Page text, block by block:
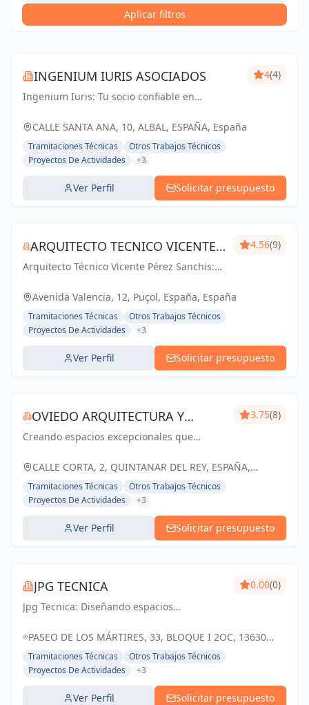
Aplicar filtros
INGENIUM IURIS ASOCIADOS
Ingenium Iuris: Tu socio confiable en
Soluciones profesionales para proyectos
4(4)
CALLE SANTA ANA, 10, ALBAL, ESPAÑA, España
Tramitaciones Técnicas
Otros Trabajos Técnicos
Proyectos De Actividades
+3
Ver Perfil Solicitar presupuesto
ARQUITECTO TECNICO VICENTE
PÉREZ SANCHIS
Arquitecto Técnico Vicente Pérez Sanchis:
transformando ideas en realidad.
4.56(9)
Avenida Valencia, 12, Puçol, España, España
Tramitaciones Técnicas
Otros Trabajos Técnicos
Proyectos De Actividades
+3
Ver Perfil Solicitar presupuesto
OVIEDO ARQUITECTURA Y
CONSTRUCCIÓN
Creando espacios excepcionales que
tiempo. Tu visión, nuestra pasión.
3.75(8)
CALLE CORTA, 2, QUINTANAR DEL REY, ESPAÑA,
España
Tramitaciones Técnicas
Otros Trabajos Técnicos
Proyectos De Actividades
+3
Ver Perfil Solicitar presupuesto
JPG TECNICA
Jpg Tecnica: Diseñando espacios
Real, donde la arquitectura cobra vida
0.00(0)
PASEO DE LOS MÁRTIRES, 33, BLOQUE I 2OC, 13630
SOCUÉLLAMOS, CIUDAD REAL, ESPAÑA, España
Tramitaciones Técnicas
Otros Trabajos Técnicos
Proyectos De Actividades
+3
Ver Perfil Solicitar presupuesto